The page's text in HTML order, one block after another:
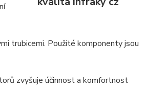
trubicemi. Použité komponenty jsou
zvyšuje účinnost a komfortnost